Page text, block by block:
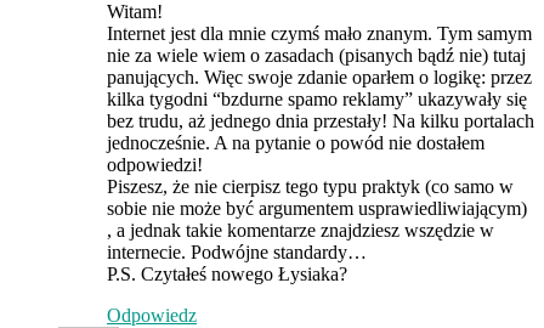
Witam!
Internet jest dla mnie czymś mało znanym. Tym samym
nie za wiele wiem o zasadach (pisanych bądź nie) tutaj
panujących. Więc swoje zdanie oparłem o logikę: przez
kilka tygodni “bzdurne spamo reklamy” ukazywały się
bez trudu, aż jednego dnia przestały! Na kilku portalach
jednocześnie. A na pytanie o powód nie dostałem
odpowiedzi!
Piszesz, że nie cierpisz tego typu praktyk (co samo w
sobie nie może być argumentem usprawiedliwiającym)
, a jednak takie komentarze znajdziesz wszędzie w
internecie. Podwójne standardy…
P.S. Czytałeś nowego Łysiaka?
Odpowiedz